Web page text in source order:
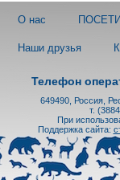
О нас
Наши друзья
Телефон
649490, Россия,
т.
При
Поддержка сайта: